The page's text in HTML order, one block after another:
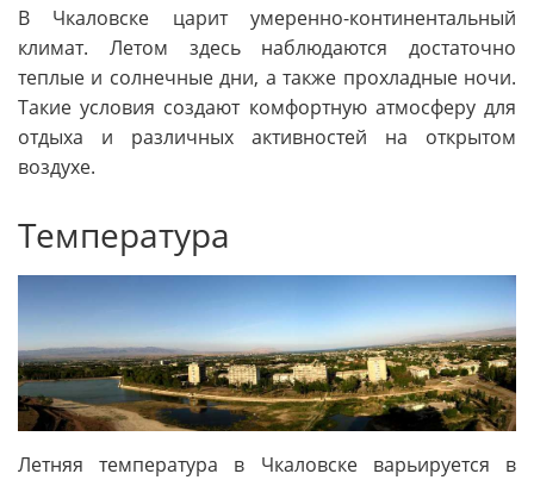
В Чкаловске царит умеренно-континентальный
климат. Летом здесь наблюдаются достаточно
теплые и солнечные дни, а также прохладные ночи.
Такие условия создают комфортную атмосферу для
отдыха и различных активностей на открытом
воздухе.
Температура
Летняя температура в Чкаловске варьируется в